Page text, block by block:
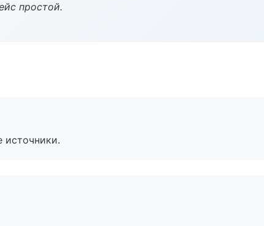
простой.
источники.